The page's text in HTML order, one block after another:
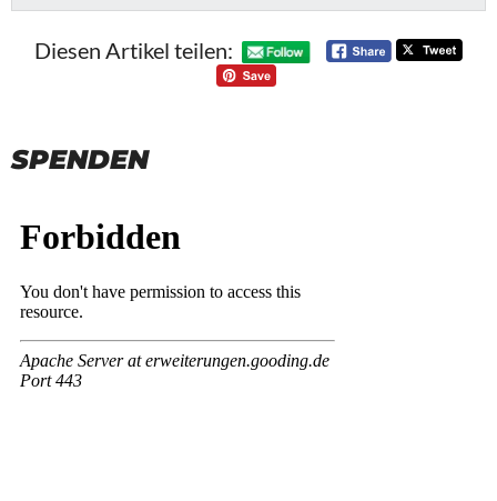
Diesen Artikel teilen:
SPENDEN